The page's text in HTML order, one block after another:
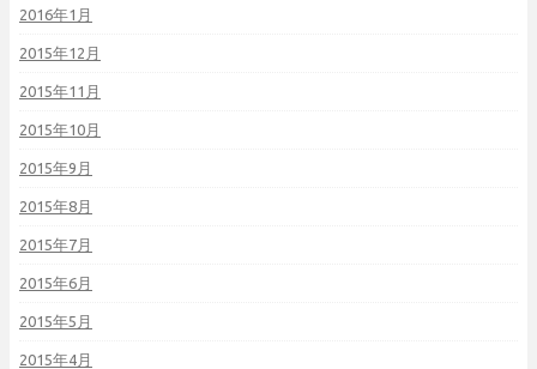
2016年1月
2015年12月
2015年11月
2015年10月
2015年9月
2015年8月
2015年7月
2015年6月
2015年5月
2015年4月